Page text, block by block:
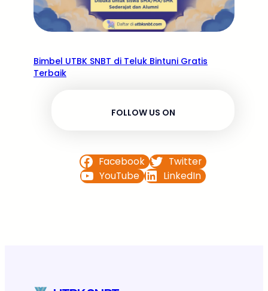
Bimbel UTBK SNBT di Teluk Bintuni Gratis
Terbaik
FOLLOW US ON
Facebook
Twitter
YouTube
LinkedIn